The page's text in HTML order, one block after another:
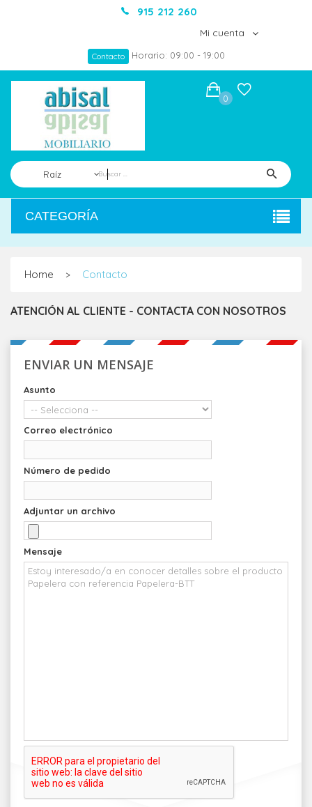
915 212 260
Mi cuenta
Contacto Horario: 09:00 - 19:00
Raíz
0
CATEGORÍA
Home > Contacto
ATENCIÓN AL CLIENTE - CONTACTA CON NOSOTROS
ENVIAR UN MENSAJE
Asunto
Correo electrónico
Número de pedido
Adjuntar un archivo
Mensaje